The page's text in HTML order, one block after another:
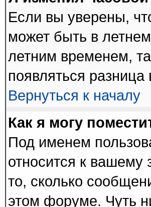
Если вы уверены,
может быть в
летним временем,
появляться
Вернуться к началу
Как я могу
Под именем
относится к вашему
то, сколько
этом форуме. Чуть